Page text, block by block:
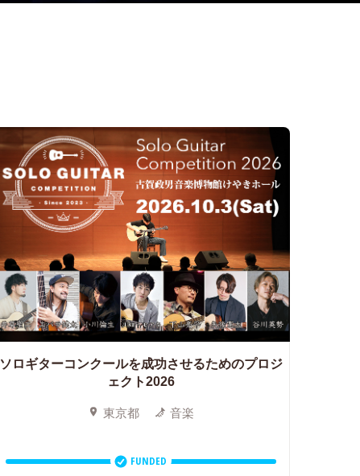
ソロギターコンクールを成功させるためのプロジ
ェクト2026
東京都 音楽
FUNDED